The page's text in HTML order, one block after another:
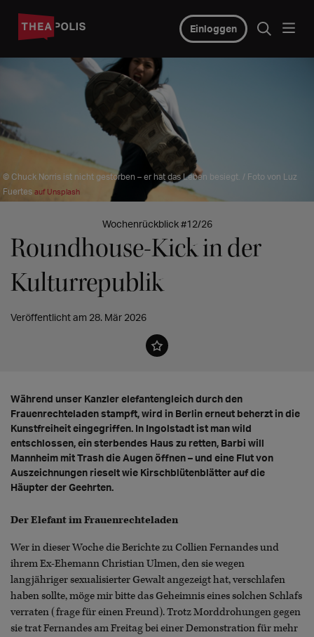
Einloggen
© Chuck Norris ist nicht gestorben – er hat das Leben besiegt. / Foto von Luz
Fuertes auf Unsplash
Wochenrückblick #12/26
Roundhouse-Kick in der
Kulturrepublik
Veröffentlicht am 28. Mär 2026
Während unser Kanzler elefantengleich durch den
Frauenrechteladen stampft, wird in Berlin erneut beherzt in die
Kunstfreiheit eingegriffen. In Ingolstadt ist man wild
entschlossen, ein sterbendes Haus zu retten, Barbi will
Mannheim mit Trash die Augen öffnen – und eine Flut von
Auszeichnungen rieselt wie Kirschblütenblätter auf die
Häupter der Geehrten.
Der Elefant im Frauenrechteladen
Wer in dieser Woche die Berichte zu Collien Fernandes und
ihrem Ex-Ehemann Christian Ulmen, den sie wegen
langjähriger sexualisierter Gewalt angezeigt hat, verschlafen
haben sollte, möge mir bitte das Geheimnis eines solchen Schlafs
verraten (frage für einen Freund). Trotz Morddrohungen gegen
sie trat Fernandes am Freitag bei einer Demonstration für mehr